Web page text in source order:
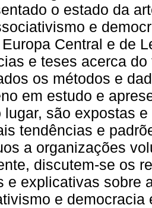
o estado da
e
Central e de
e teses acerca
os métodos e
em estudo e
lugar, são expostas
tendências e
a organizações
discutem-se os
e explicativas sobre
e democracia